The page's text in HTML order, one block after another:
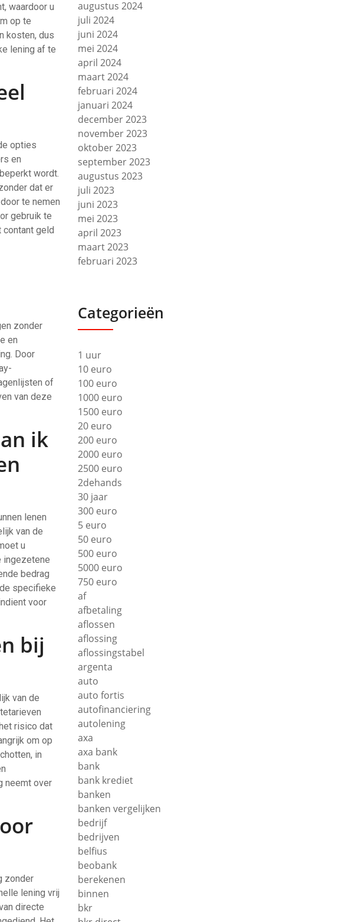
waardoor u
op te
kosten, dus
lening af te
opties
en
wordt.
dat er
te nemen
gebruik te
contant geld
zonder
en
Door
of
van deze
ik
lenen
van de
u
ingezetene
bedrag
specifieke
voor
bij
van de
risico dat
om op
in
neemt over
zonder
lening vrij
directe
augustus 2024
juli 2024
juni 2024
mei 2024
april 2024
maart 2024
februari 2024
januari 2024
december 2023
november 2023
oktober 2023
september 2023
augustus 2023
juli 2023
juni 2023
mei 2023
april 2023
maart 2023
februari 2023
Categorieën
1 uur
10 euro
100 euro
1000 euro
1500 euro
20 euro
200 euro
2000 euro
2500 euro
2dehands
30 jaar
300 euro
5 euro
50 euro
500 euro
5000 euro
750 euro
af
afbetaling
aflossen
aflossing
aflossingstabel
argenta
auto
auto fortis
autofinanciering
autolening
axa
axa bank
bank
bank krediet
banken
banken vergelijken
bedrijf
bedrijven
belfius
beobank
berekenen
binnen
bkr